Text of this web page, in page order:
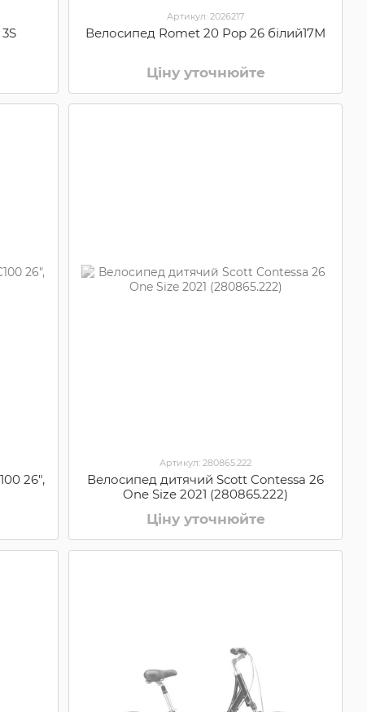
Артикул: 2026217
Велосипед Romet 20 Pop 26 білий17M
Ціну уточнюйте
26",
Артикул: 280865.222
Велосипед дитячий Scott Contessa 26
One Size 2021 (280865.222)
Ціну уточнюйте